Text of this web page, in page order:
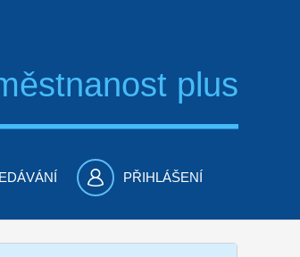
plus
PŘIHLÁŠENÍ